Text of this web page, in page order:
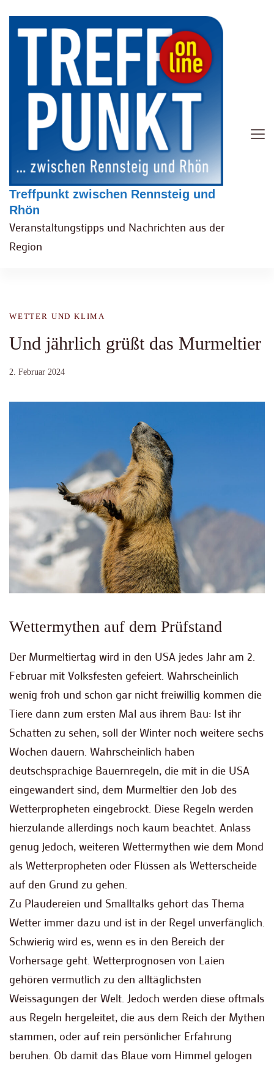
Treffpunkt zwischen Rennsteig und
Rhön
Veranstaltungstipps und Nachrichten aus der
Region
WETTER UND KLIMA
Und jährlich grüßt das Murmeltier
2. Februar 2024
Wettermythen auf dem Prüfstand
Der Murmeltiertag wird in den USA jedes Jahr am 2.
Februar mit Volksfesten gefeiert. Wahrscheinlich
wenig froh und schon gar nicht freiwillig kommen die
Tiere dann zum ersten Mal aus ihrem Bau: Ist ihr
Schatten zu sehen, soll der Winter noch weitere sechs
Wochen dauern. Wahrscheinlich haben
deutschsprachige Bauernregeln, die mit in die USA
eingewandert sind, dem Murmeltier den Job des
Wetterpropheten eingebrockt. Diese Regeln werden
hierzulande allerdings noch kaum beachtet. Anlass
genug jedoch, weiteren Wettermythen wie dem Mond
als Wetterpropheten oder Flüssen als Wetterscheide
auf den Grund zu gehen.
Zu Plaudereien und Smalltalks gehört das Thema
Wetter immer dazu und ist in der Regel unverfänglich.
Schwierig wird es, wenn es in den Bereich der
Vorhersage geht. Wetterprognosen von Laien
gehören vermutlich zu den alltäglichsten
Weissagungen der Welt. Jedoch werden diese oftmals
aus Regeln hergeleitet, die aus dem Reich der Mythen
stammen, oder auf rein persönlicher Erfahrung
beruhen. Ob damit das Blaue vom Himmel gelogen